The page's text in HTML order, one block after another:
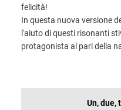
felicità!
In questa nuova versione
l'aiuto di questi risonanti
protagonista al pari della
Un, due,